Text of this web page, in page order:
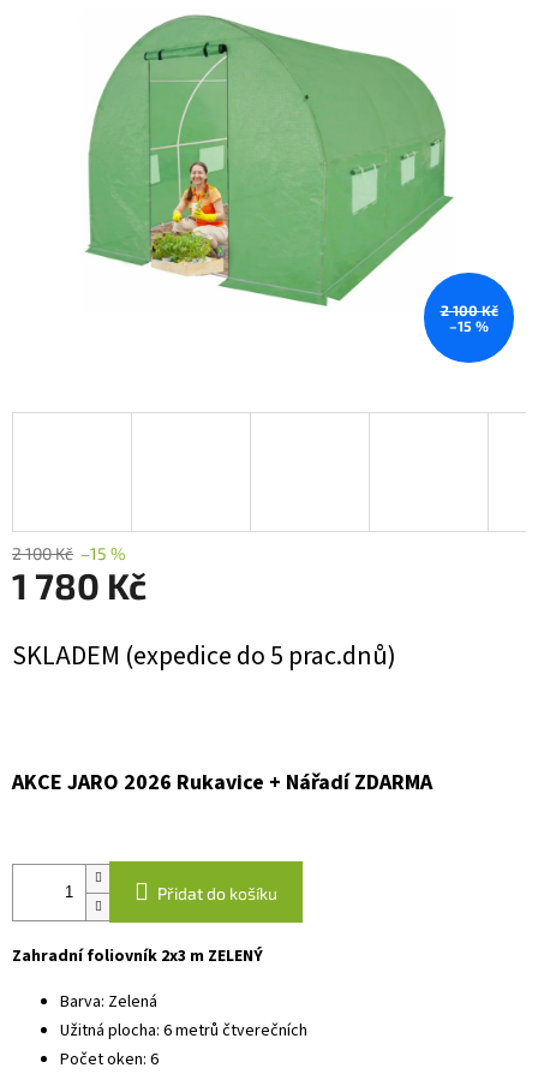
2 100 Kč
–15 %
2 100 Kč –15 %
1 780 Kč
cena:
SKLADEM (expedice do 5 prac.dnů)
AKCE JARO 2026 Rukavice + Nářadí ZDARMA
Přidat do košíku
Zahradní foliovník 2x3 m ZELENÝ
Barva: Zelená
Užitná plocha: 6 metrů čtverečních
Počet oken: 6